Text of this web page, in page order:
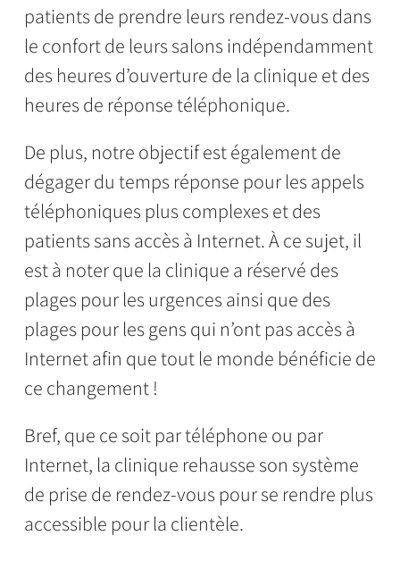
patients de prendre leurs rendez-vous dans
le confort de leurs salons indépendamment
des heures d’ouverture de la clinique et des
heures de réponse téléphonique.
De plus, notre objectif est également de
dégager du temps réponse pour les appels
téléphoniques plus complexes et des
patients sans accès à Internet. À ce sujet, il
est à noter que la clinique a réservé des
plages pour les urgences ainsi que des
plages pour les gens qui n’ont pas accès à
Internet afin que tout le monde bénéficie de
ce changement !
Bref, que ce soit par téléphone ou par
Internet, la clinique rehausse son système
de prise de rendez-vous pour se rendre plus
accessible pour la clientèle.